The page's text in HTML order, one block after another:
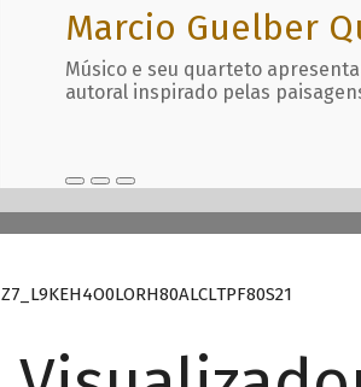
Marcio Guelber
Músico e seu quarteto
autoral inspirado pelas
Z7_L9KEH4O0LORH80ALCLTPF80S21